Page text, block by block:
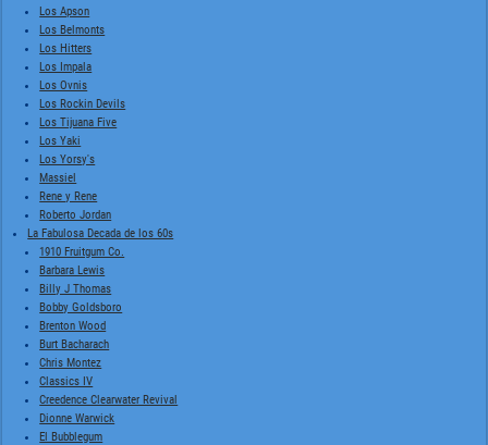
Los Apson
Los Belmonts
Los Hitters
Los Impala
Los Ovnis
Los Rockin Devils
Los Tijuana Five
Los Yaki
Los Yorsy's
Massiel
Rene y Rene
Roberto Jordan
La Fabulosa Decada de los 60s
1910 Fruitgum Co.
Barbara Lewis
Billy J Thomas
Bobby Goldsboro
Brenton Wood
Burt Bacharach
Chris Montez
Classics IV
Creedence Clearwater Revival
Dionne Warwick
El Bubblegum